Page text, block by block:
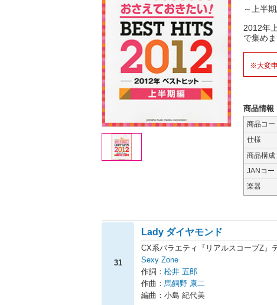
～上半
2012年
で集め
※大変
商品情報
商品コー
仕様
商品構成
JANコー
楽器
31
Lady ダイヤモンド
CX系バラエティ『リアルスコープZ』
Sexy Zone
作詞： 松井 五郎
作曲： 馬飼野 康二
編曲：小島 紀代美